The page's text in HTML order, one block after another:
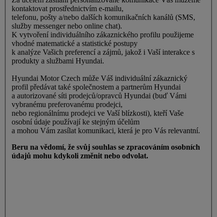
kontaktovat prostřednictvím e-mailu,
telefonu, pošty a/nebo dalších komunikačních kanálů (SMS,
služby messenger nebo online chat).
K vytvoření individuálního zákaznického profilu použijeme
vhodné matematické a statistické postupy
k analýze Vašich preferencí a zájmů, jakož i Vaší interakce s
produkty a službami Hyundai.
Hyundai Motor Czech může Váš individuální zákaznický
profil předávat také společnostem a partnerům Hyundai
a autorizované síti prodejců/opravců Hyundai (buď Vámi
vybranému preferovanému prodejci,
nebo regionálnímu prodejci ve Vaší blízkosti), kteří Vaše
osobní údaje používají ke stejným účelům
a mohou Vám zasílat komunikaci, která je pro Vás relevantní.
Beru na vědomí, že svůj souhlas se zpracováním osobních
údajů mohu kdykoli změnit nebo odvolat.